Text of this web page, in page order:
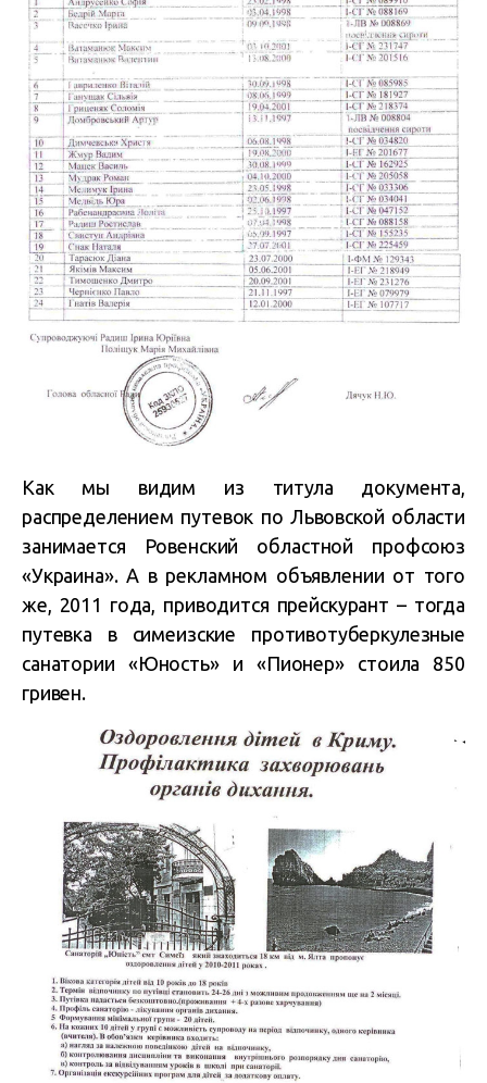
Как мы видим из титула документа,
распределением путевок по Львовской области
занимается Ровенский областной профсоюз
«Украина». А в рекламном объявлении от того
же, 2011 года, приводится прейскурант – тогда
путевка в симеизские противотуберкулезные
санатории «Юность» и «Пионер» стоила 850
гривен.